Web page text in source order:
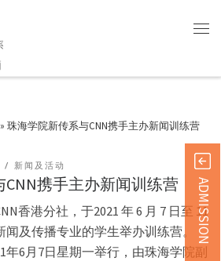
» 珠海学院新传系与CNN携手主办新闻训练营
新闻及活动
携手主办新闻训练营
香港分社，于2021 年 6 月 7 日至 11
及传播专业的学生举办训练营。
年6月7日星期一举行，由珠海学院副
ADMISSION